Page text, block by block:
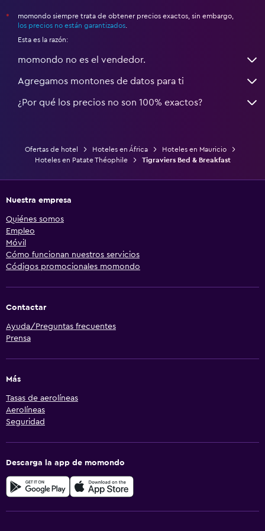
*
momondo siempre trata de obtener precios exactos, sin embargo,
los precios no están garantizados
Esta es la razón:
momondo no es el vendedor.
Agregamos montones de datos para ti
¿Por qué los precios no son 100% exactos?
Ofertas de hotel Hoteles en África
Hoteles en Mauricio
Hoteles en Patate Théophile
Tigraviers Bed & Breakfast
Nuestra empresa
Quiénes somos
Empleo
Móvil
Cómo funcionan nuestros servicios
Códigos promocionales momondo
Contactar
Ayuda/Preguntas frecuentes
Prensa
Más
Tasas de aerolíneas
Aerolíneas
Seguridad
Descarga la app de momondo